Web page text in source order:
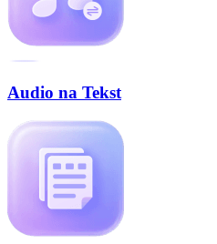
Audio na Tekst